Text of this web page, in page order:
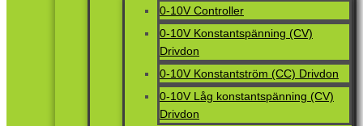
0-10V Controller
0-10V Konstantspänning (CV)
Drivdon
0-10V Konstantström (CC) Drivdon
0-10V Låg konstantspänning (CV)
Drivdon